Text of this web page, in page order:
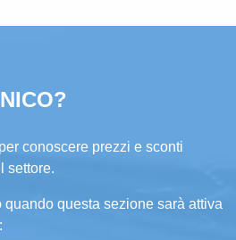
conoscere prezzi e sconti
settore.
questa sezione sarà attiva